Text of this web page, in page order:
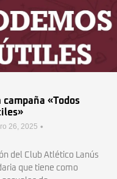
«Todos
26, 2025 •
del Club Atlético Lanús
que tiene como